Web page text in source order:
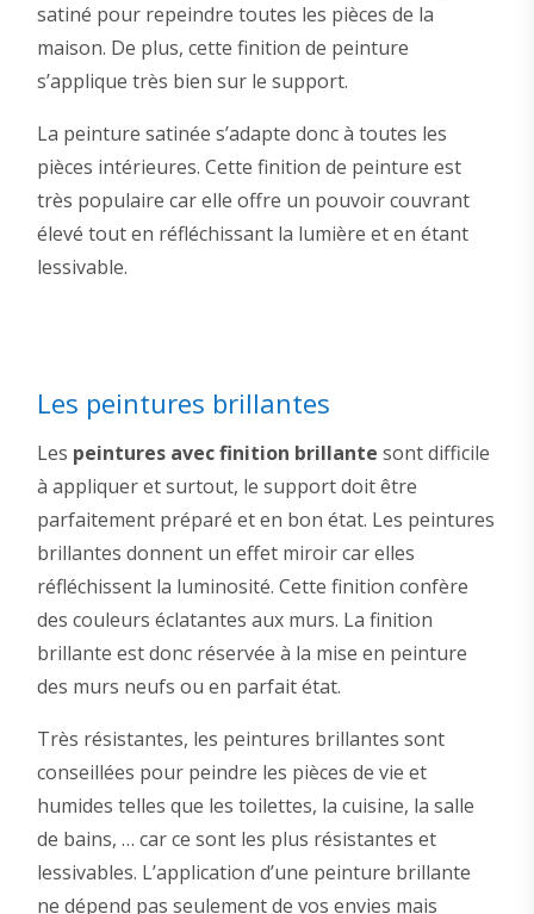
satiné pour repeindre toutes les pièces de la
maison. De plus, cette finition de peinture
s’applique très bien sur le support.
La peinture satinée s’adapte donc à toutes les
pièces intérieures. Cette finition de peinture est
très populaire car elle offre un pouvoir couvrant
élevé tout en réfléchissant la lumière et en étant
lessivable.
Les peintures brillantes
Les peintures avec finition brillante sont difficile
à appliquer et surtout, le support doit être
parfaitement préparé et en bon état. Les peintures
brillantes donnent un effet miroir car elles
réfléchissent la luminosité. Cette finition confère
des couleurs éclatantes aux murs. La finition
brillante est donc réservée à la mise en peinture
des murs neufs ou en parfait état.
Très résistantes, les peintures brillantes sont
conseillées pour peindre les pièces de vie et
humides telles que les toilettes, la cuisine, la salle
de bains, … car ce sont les plus résistantes et
lessivables. L’application d’une peinture brillante
ne dépend pas seulement de vos envies mais